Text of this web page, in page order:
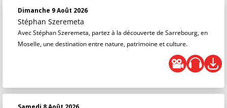
Dimanche 9 Août 2026
Stéphan Szeremeta
Avec Stéphan Szeremeta, partez à la découverte de Sarrebourg, en
Moselle, une destination entre nature, patrimoine et culture.